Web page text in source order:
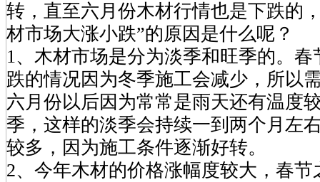
转，直至六月份木材行情也是下跌的
材市场大涨小跌”的原因是什么呢？
1、木材市场是分为淡季和旺季的。
跌的情况因为冬季施工会减少，所以
六月份以后因为常常是雨天还有温度
季，这样的淡季会持续一到两个月左
较多，因为施工条件逐渐好转。
2、今年木材的价格涨幅度较大，春